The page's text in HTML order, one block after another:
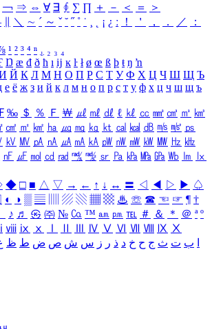
￢ ⇒ ⇔ ∀ ∃ ∮ ∑ ∏ ＋ － ＜ ＝
＞
＼ ∼ ´ ～ ˇ ˘ ˝ ˚ ˙ ¸ ¡ ¿ ː ！ ＇ ， ． ／
：
¹ ² ³ ⁴ ⁿ ₁ ₂ ₃ ₄
Ŋ æ đ ð ħ ı ĳ ĸ ŀ ł ø œ ß þ ŧ ŋ ŉ
Й К Л М Н О П Р С Т У Ф Х Ц Ч Ш Щ Ъ
е ё ж з и й к л м н о п р с т у ф х ц ч ш щ ъ
‰ ＄ ％ Ｆ ￦ ㎕ ㎖ ㎗ ℓ ㎘ ㏄ ㎣ ㎤ ㎥ ㎦
㎠ ㎡ ㎢ ㏊ ㎍ ㎎ ㎏ ㏏ ㎈ ㎉ ㏈ ㎧ ㎨ ㎰
㎸ ㎹ ㎀ ㎁ ㎂ ㎃ ㎄ ㎺ ㎻ ㎽ ㎾ ㎿ ㎐ ㎑
㎋ ㎌ ㏖ ㏅ ㎭ ㎮ ㎯ ㏛ ㎩ ㎪ ㎫ ㎬ ㏝ ㏐
㏓
◆ □ ■ △ ▽ → ← ↑ ↓ ↔ 〓 ◁ ◀ ▷ ▶ ♤
◐ ◑ ▒ ▤ ▨ ▧ ▦ ▩ ♨ ☏ ☎ ☜ ☞ ¶ †
♪ ♬ ㉿ ㈜ № ㏇ ™ ㏂ ㏘ ℡ ＃ ＆ ＊ ＠ ª º
ⅷ ⅸ ⅹ Ⅳ Ⅴ Ⅵ Ⅶ Ⅷ Ⅸ Ⅹ
ب ت ث ج ح خ د ذ ر ز س ش ص ض ط ظ